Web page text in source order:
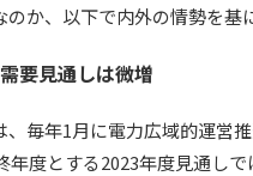
か、以下で内外の情勢を基
要見通しは微増
毎年1月に電力広域的運営
年度とする2023年度見通し